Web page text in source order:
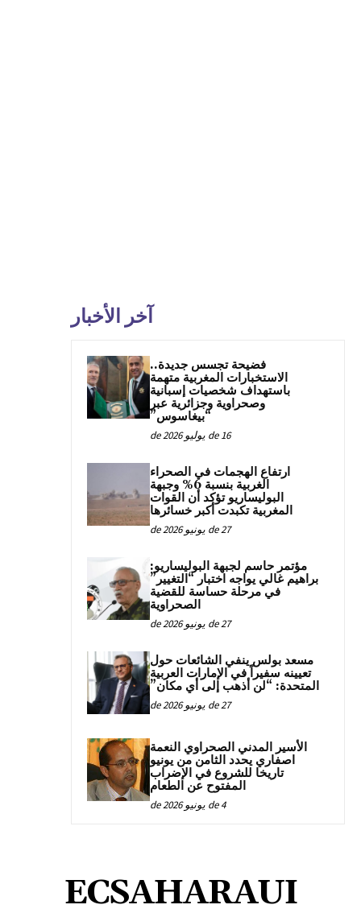
آخر الأخبار
فضيحة تجسس جديدة..
الاستخبارات المغربية متهمة
باستهداف شخصيات إسبانية
وصحراوية وجزائرية عبر
“بيغاسوس”
16 de يوليو de 2026
ارتفاع الهجمات في الصحراء
الغربية بنسبة 6% وجبهة
البوليساريو تؤكد أن القوات
المغربية تكبدت أكبر خسائرها
27 de يونيو de 2026
مؤتمر حاسم لجبهة البوليساريو:
براهيم غالي يواجه اختبار “التغيير”
في مرحلة حساسة للقضية
الصحراوية
27 de يونيو de 2026
مسعد بولس ينفي الشائعات حول
تعيينه سفيراً في الإمارات العربية
المتحدة: “لن أذهب إلى أي مكان”
27 de يونيو de 2026
الأسير المدني الصحراوي النعمة
اصفاري يحدد الثامن من يونيو
تاريخا للشروع في الإضراب
المفتوح عن الطعام
4 de يونيو de 2026
ECSAHARAUI